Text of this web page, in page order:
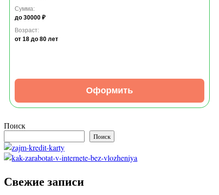
Сумма:
до 30000 ₽
Возраст:
от 18 до 80 лет
Оформить
Поиск
Поиск
Свежие записи